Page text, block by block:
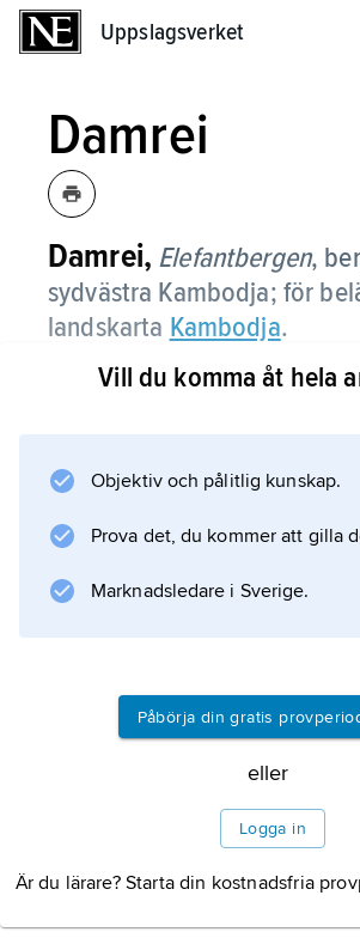
Uppslagsverket
Damrei
Damrei, Elefantbergen,
sydvästra Kambodja; för
landskarta Kambodja.
Information om artikeln
Vill du komma åt hela
Objektiv och pålitlig kunskap.
Prova det, du kommer att gilla
Marknadsledare i Sverige.
Påbörja din gratis
eller
Logga in
Är du lärare? Starta din kostnadsfria